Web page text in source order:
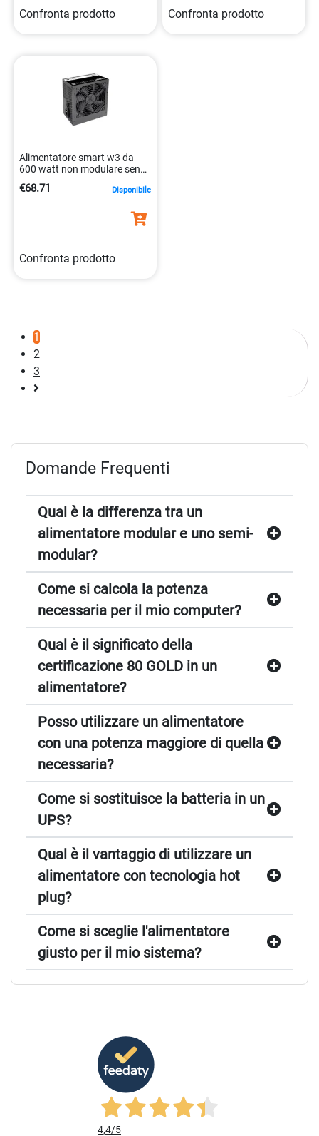
Confronta prodotto Confronta prodotto
Alimentatore smart w3 da
600 watt non modulare senza
€68.71 Disponibile
Confronta prodotto
1
2
3
Domande Frequenti
Qual è la differenza tra un
alimentatore modular e uno semi-
modular?
Come si calcola la potenza
necessaria per il mio computer?
Qual è il significato della
certificazione 80 GOLD in un
alimentatore?
Posso utilizzare un alimentatore
con una potenza maggiore di quella
necessaria?
Come si sostituisce la batteria in un
UPS?
Qual è il vantaggio di utilizzare un
alimentatore con tecnologia hot
plug?
Come si sceglie l'alimentatore
giusto per il mio sistema?
4,4/5